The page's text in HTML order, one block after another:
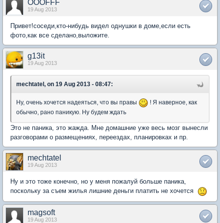
OOOFFF
19 Aug 2013
Привет!соседи,кто-нибудь видел однушки в доме,если есть
фото,как все сделано,выложите.
g13it
19 Aug 2013
mechtatel, on 19 Aug 2013 - 08:47:
Ну, очень хочется надеяться, что вы правы
! Я наверное, как
обычно, рано паникую. Ну будем ждать
Это не паника, это жажда. Мне домашние уже весь мозг вынесли
разговорами о размещениях, переездах, планировках и пр.
mechtatel
19 Aug 2013
Ну и это тоже конечно, но у меня пожалуй больше паника,
поскольку за съем жилья лишние деньги платить не хочется
magsoft
19 Aug 2013